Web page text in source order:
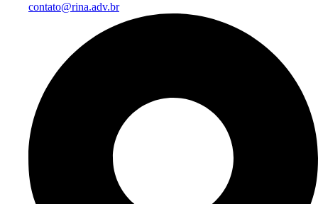
contato@rina.adv.br